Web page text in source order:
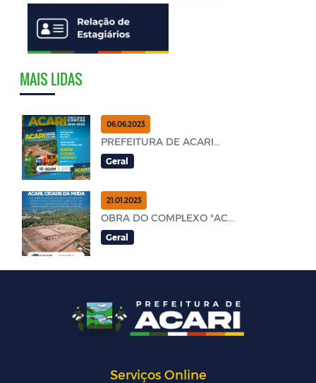
MAIS LIDAS
06.06.2023
PREFEITURA DE ACARI...
Geral
21.01.2023
OBRA DO COMPLEXO "AC...
Geral
Serviços Online